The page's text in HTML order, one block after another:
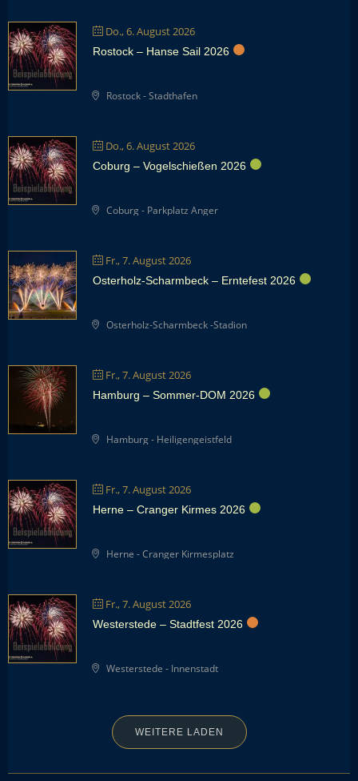
Do., 6. August 2026
Rostock – Hanse Sail 2026
Rostock - Stadthafen
Do., 6. August 2026
Coburg – Vogelschießen 2026
Coburg - Parkplatz Anger
Fr., 7. August 2026
Osterholz-Scharmbeck – Erntefest 2026
Osterholz-Scharmbeck -Stadion
Fr., 7. August 2026
Hamburg – Sommer-DOM 2026
Hamburg - Heiligengeistfeld
Fr., 7. August 2026
Herne – Cranger Kirmes 2026
Herne - Cranger Kirmesplatz
Fr., 7. August 2026
Westerstede – Stadtfest 2026
Westerstede - Innenstadt
WEITERE LADEN